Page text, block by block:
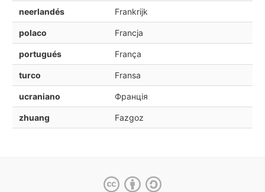
neerlandés Frankrijk
polaco Francja
portugués França
turco Fransa
ucraniano Франція
zhuang Fazgoz